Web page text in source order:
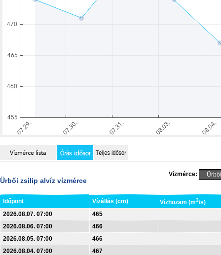
Vízmérce:
Ürbői zsilip alvíz vízmérce
Időpont Vízállás (cm) Vízhozam (m3/s)
2026.08.07. 07:00
465
2026.08.06. 07:00
466
2026.08.05. 07:00
466
2026.08.04. 07:00
467